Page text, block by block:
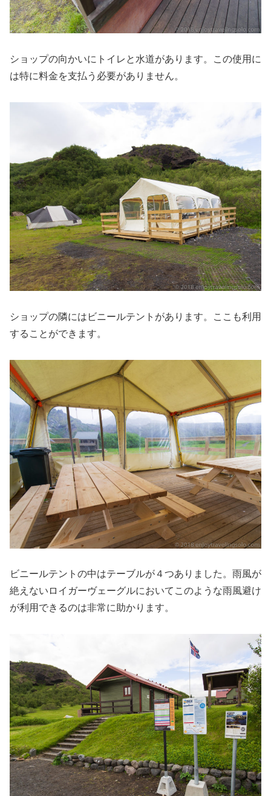
ショップの向かいにトイレと水道があります。この使用に
は特に料金を支払う必要がありません。
ショップの隣にはビニールテントがあります。ここも利用
することができます。
ビニールテントの中はテーブルが４つありました。雨風が
絶えないロイガーヴェーグルにおいてこのような雨風避け
が利用できるのは非常に助かります。